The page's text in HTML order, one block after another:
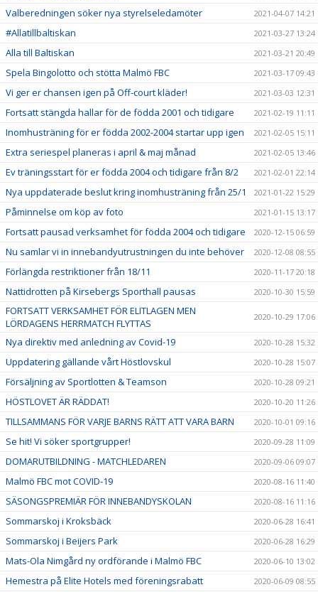
Valberedningen söker nya styrelseledamöter 2021-04-07 14:21
#Allatillbaltiskan 2021-03-27 13:24
Alla till Baltiskan 2021-03-21 20:49
Spela Bingolotto och stötta Malmö FBC 2021-03-17 09:43
Vi ger er chansen igen på Off-court kläder! 2021-03-03 12:31
Fortsatt stängda hallar för de födda 2001 och tidigare 2021-02-19 11:11
Inomhusträning för er födda 2002-2004 startar upp igen 2021-02-05 15:11
Extra seriespel planeras i april & maj månad 2021-02-05 13:46
Ev träningsstart för er födda 2004 och tidigare från 8/2 2021-02-01 22:14
Nya uppdaterade beslut kring inomhusträning från 25/1 2021-01-22 15:29
Påminnelse om köp av foto 2021-01-15 13:17
Fortsatt pausad verksamhet för födda 2004 och tidigare 2020-12-15 06:59
Nu samlar vi in innebandyutrustningen du inte behöver 2020-12-08 08:55
Förlängda restriktioner från 18/11 2020-11-17 20:18
Nattidrotten på Kirsebergs Sporthall pausas 2020-10-30 15:59
FORTSATT VERKSAMHET FÖR ELITLAGEN MEN
LÖRDAGENS HERRMATCH FLYTTAS
2020-10-29 17:06
Nya direktiv med anledning av Covid-19 2020-10-28 15:32
Uppdatering gällande vårt Höstlovskul 2020-10-28 15:07
Försäljning av Sportlotten & Teamson 2020-10-28 09:21
HÖSTLOVET ÄR RÄDDAT! 2020-10-20 11:26
TILLSAMMANS FÖR VARJE BARNS RÄTT ATT VARA BARN 2020-10-01 09:16
Se hit! Vi söker sportgrupper! 2020-09-28 11:09
DOMARUTBILDNING - MATCHLEDAREN 2020-09-06 09:07
Malmö FBC mot COVID-19 2020-08-16 11:40
SÄSONGSPREMIÄR FÖR INNEBANDYSKOLAN 2020-08-16 11:16
Sommarskoj i Kroksbäck 2020-06-28 16:41
Sommarskoj i Beijers Park 2020-06-28 16:29
Mats-Ola Nimgård ny ordförande i Malmö FBC 2020-06-10 13:02
Hemestra på Elite Hotels med föreningsrabatt 2020-06-09 08:55